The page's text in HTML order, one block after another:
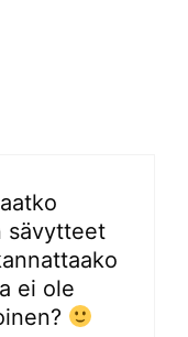
sävytteet
ei ole